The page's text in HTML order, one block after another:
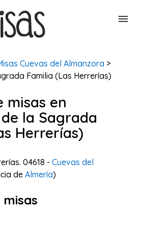
Cuevas del Almanzora >
Familia (Las Herrerías)
misas en
la Sagrada
Herrerías)
04618 - Cuevas del
de Almería)